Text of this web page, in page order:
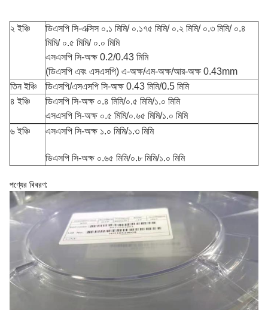
২ ইঞ্চি
ডিএসপি সি-এক্সিস ০.১ মিমি/ ০.১৭৫ মিমি/ ০.২ মিমি/ ০.৩ মিমি/ ০.৪
মিমি/ ০.৫ মিমি/ ০.০ মিমি
এসএসপি সি-অক্ষ 0.2/0.43 মিমি
(ডিএসপি এবং এসএসপি) এ-অক্ষ/এম-অক্ষ/আর-অক্ষ 0.43mm
তিন ইঞ্চি
ডিএসপি/এসএসপি সি-অক্ষ 0.43 মিমি/0.5 মিমি
৪ ইঞ্চি
ডিএসপি সি-অক্ষ ০.৪ মিমি/০.৫ মিমি/১.০ মিমি
এসএসপি সি-অক্ষ ০.৫ মিমি/০.৬৫ মিমি/১.০ মিমি
৬ ইঞ্চি
এসএসপি সি-অক্ষ ১.০ মিমি/১.৩ মিমি
ডিএসপি সি-অক্ষ ০.৬৫ মিমি/০.৮ মিমি/১.০ মিমি
পণ্যের বিবরণ: